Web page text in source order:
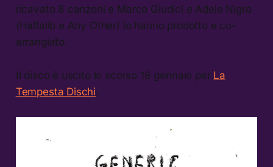
ricavato 8 canzoni e Marco Giudici e Adele Nigro
(Halfalib e Any Other) lo hanno prodotto e co-
arrangiato.
Il disco è uscito lo scorso 18 gennaio per La
Tempesta Dischi.